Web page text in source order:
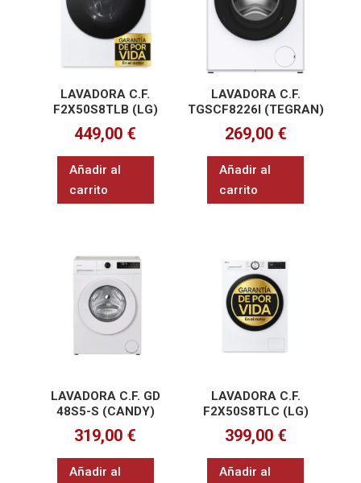
LAVADORA C.F.
F2X50S8TLB (LG)
449,00 €
Añadir al
carrito
LAVADORA C.F.
TGSCF8226I (TEGRAN)
269,00 €
Añadir al
carrito
LAVADORA C.F. GD
48S5-S (CANDY)
319,00 €
Añadir al
LAVADORA C.F.
F2X50S8TLC (LG)
399,00 €
Añadir al